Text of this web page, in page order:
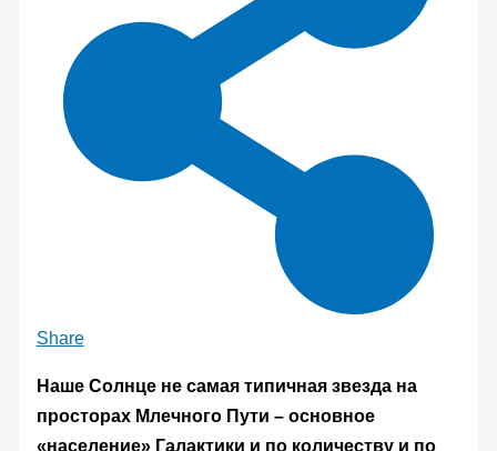
Share
Наше Солнце не самая типичная звезда на
просторах Млечного Пути – основное
«население» Галактики и по количеству и по